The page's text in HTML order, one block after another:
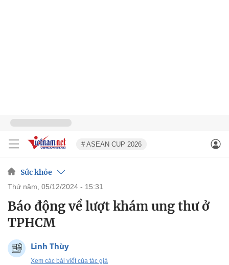
# ASEAN CUP 2026
Sức khỏe
thứ năm, 05/12/2024 - 15:31
Báo động về lượt khám ung thư ở
TPHCM
Linh Thùy
Xem các bài viết của tác giả